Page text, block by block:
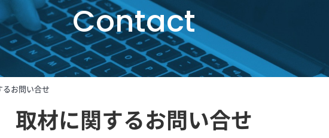
Contact
るお問い合せ
取材に関するお問い合せ